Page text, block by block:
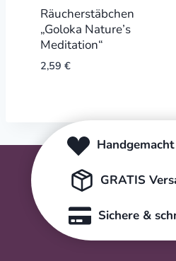
Räucherstäbchen
„Goloka Nature’s
Meditation“
2,59 €
GRATIS
Sichere &